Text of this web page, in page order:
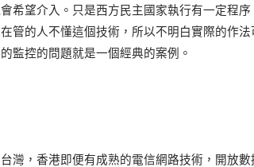
希望介入。只是西方民主國家執行有一定程序
管的人不懂這個技術，所以不明白實際的作法
監控的問題就是一個經典的案例。
灣，香港即便有成熟的電信網路技術，開放數